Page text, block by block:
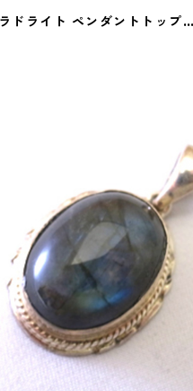
ドライト ペンダントトップ |